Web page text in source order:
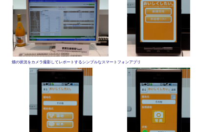
畑の状況をカメラ撮影してレポートするシンプルなスマートフォンアプリ